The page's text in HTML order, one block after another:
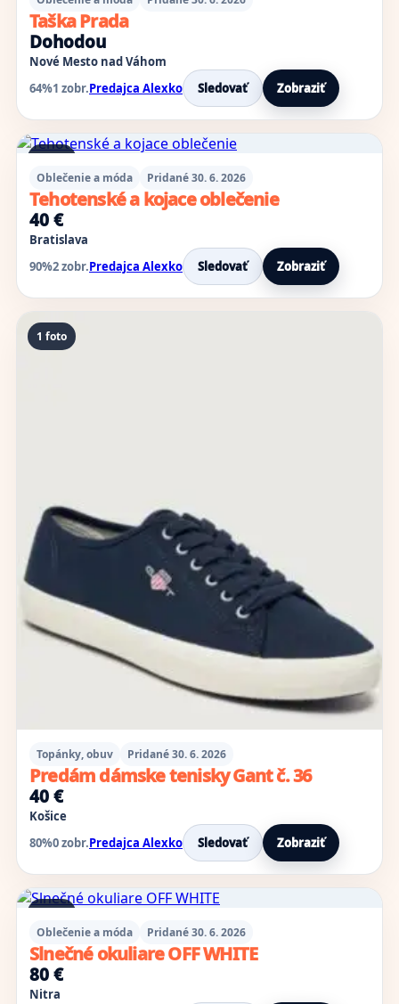
Taška Prada
Dohodou
Nové Mesto nad Váhom
64%1 zobr.Predajca Alexko Sledovať Zobraziť
8 foto
Oblečenie a móda
Pridané 30. 6. 2026
Tehotenské a kojace oblečenie
40 €
Bratislava
90%2 zobr.Predajca Alexko Sledovať Zobraziť
1 foto
Topánky, obuv Pridané 30. 6. 2026
Predám dámske tenisky Gant č. 36
40 €
Košice
80%0 zobr.Predajca Alexko Sledovať Zobraziť
5 foto
Oblečenie a móda
Pridané 30. 6. 2026
Slnečné okuliare OFF WHITE
80 €
Nitra